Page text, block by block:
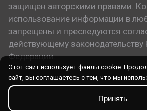
защищен авторскими правами.
использование информации в
запрещены и преследуются
действующему законодательству
Федерации.
Этот сайт использует файлы cookie.
сайт, вы соглашаетесь с тем, что мы
Принять